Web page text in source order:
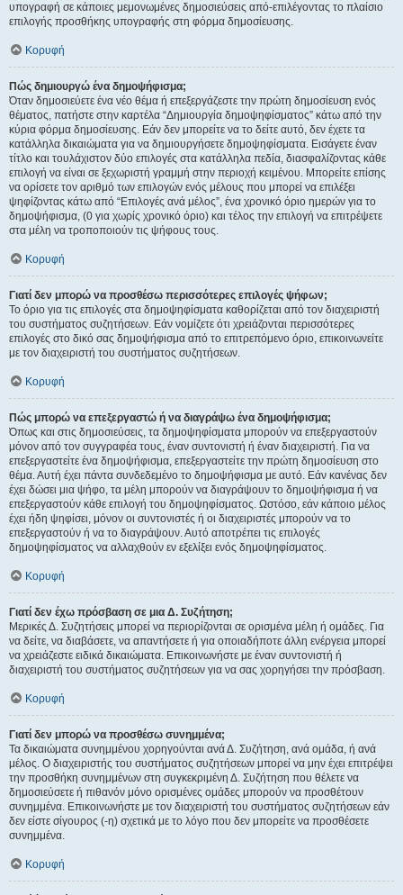
υπογραφή σε κάποιες μεμονωμένες δημοσιεύσεις από-επιλέγοντας το πλαίσιο
επιλογής προσθήκης υπογραφής στη φόρμα δημοσίευσης.
Κορυφή
Πώς δημιουργώ ένα δημοψήφισμα;
Όταν δημοσιεύετε ένα νέο θέμα ή επεξεργάζεστε την πρώτη δημοσίευση ενός
θέματος, πατήστε στην καρτέλα “Δημιουργία δημοψηφίσματος” κάτω από την
κύρια φόρμα δημοσίευσης. Εάν δεν μπορείτε να το δείτε αυτό, δεν έχετε τα
κατάλληλα δικαιώματα για να δημιουργήσετε δημοψηφίσματα. Εισάγετε έναν
τίτλο και τουλάχιστον δύο επιλογές στα κατάλληλα πεδία, διασφαλίζοντας κάθε
επιλογή να είναι σε ξεχωριστή γραμμή στην περιοχή κειμένου. Μπορείτε επίσης
να ορίσετε τον αριθμό των επιλογών ενός μέλους που μπορεί να επιλέξει
ψηφίζοντας κάτω από “Επιλογές ανά μέλος”, ένα χρονικό όριο ημερών για το
δημοψήφισμα, (0 για χωρίς χρονικό όριο) και τέλος την επιλογή να επιτρέψετε
στα μέλη να τροποποιούν τις ψήφους τους.
Κορυφή
Γιατί δεν μπορώ να προσθέσω περισσότερες επιλογές ψήφων;
Το όριο για τις επιλογές στα δημοψηφίσματα καθορίζεται από τον διαχειριστή
του συστήματος συζητήσεων. Εάν νομίζετε ότι χρειάζονται περισσότερες
επιλογές στο δικό σας δημοψήφισμα από το επιτρεπόμενο όριο, επικοινωνείτε
με τον διαχειριστή του συστήματος συζητήσεων.
Κορυφή
Πώς μπορώ να επεξεργαστώ ή να διαγράψω ένα δημοψήφισμα;
Όπως και στις δημοσιεύσεις, τα δημοψηφίσματα μπορούν να επεξεργαστούν
μόνον από τον συγγραφέα τους, έναν συντονιστή ή έναν διαχειριστή. Για να
επεξεργαστείτε ένα δημοψήφισμα, επεξεργαστείτε την πρώτη δημοσίευση στο
θέμα. Αυτή έχει πάντα συνδεδεμένο το δημοψήφισμα με αυτό. Εάν κανένας δεν
έχει δώσει μια ψήφο, τα μέλη μπορούν να διαγράψουν το δημοψήφισμα ή να
επεξεργαστούν κάθε επιλογή του δημοψηφίσματος. Ωστόσο, εάν κάποιο μέλος
έχει ήδη ψηφίσει, μόνον οι συντονιστές ή οι διαχειριστές μπορούν να το
επεξεργαστούν ή να το διαγράψουν. Αυτό αποτρέπει τις επιλογές
δημοψηφίσματος να αλλαχθούν εν εξελίξει ενός δημοψηφίσματος.
Κορυφή
Γιατί δεν έχω πρόσβαση σε μια Δ. Συζήτηση;
Μερικές Δ. Συζητήσεις μπορεί να περιορίζονται σε ορισμένα μέλη ή ομάδες. Για
να δείτε, να διαβάσετε, να απαντήσετε ή για οποιαδήποτε άλλη ενέργεια μπορεί
να χρειάζεστε ειδικά δικαιώματα. Επικοινωνήστε με έναν συντονιστή ή
διαχειριστή του συστήματος συζητήσεων για να σας χορηγήσει την πρόσβαση.
Κορυφή
Γιατί δεν μπορώ να προσθέσω συνημμένα;
Τα δικαιώματα συνημμένου χορηγούνται ανά Δ. Συζήτηση, ανά ομάδα, ή ανά
μέλος. Ο διαχειριστής του συστήματος συζητήσεων μπορεί να μην έχει επιτρέψει
την προσθήκη συνημμένων στη συγκεκριμένη Δ. Συζήτηση που θέλετε να
δημοσιεύσετε ή πιθανόν μόνο ορισμένες ομάδες μπορούν να προσθέτουν
συνημμένα. Επικοινωνήστε με τον διαχειριστή του συστήματος συζητήσεων εάν
δεν είστε σίγουρος (-η) σχετικά με το λόγο που δεν μπορείτε να προσθέσετε
συνημμένα.
Κορυφή